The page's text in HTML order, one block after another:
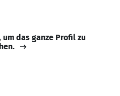
um das ganze Profil zu